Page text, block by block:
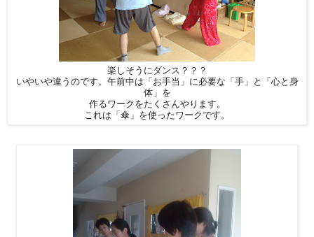
楽しそうにダンス？？？
いやいや違うのです。午前中は「お手当」に必要な「手」と「心と身
体」を
作るワークをたくさんやります。
これは「傘」を使ったワークです。